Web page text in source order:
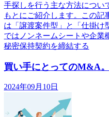
手探しを行う主な方法につい
もとにご紹介します。この記
は「譲渡案件型」と「仕掛け
ではノンネームシートや企業
秘密保持契約を締結する
買い手にとってのM&A
2024年09月10日